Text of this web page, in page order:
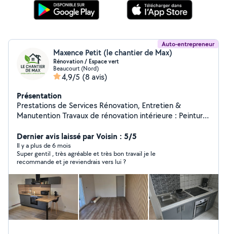
Auto-entrepreneur
Maxence Petit (le chantier de Max)
Rénovation / Espace vert
Beaucourt (Nord)
4,9/5 (8 avis)
Présentation
Prestations de Services Rénovation, Entretien &
Manutention Travaux de rénovation intérieure : Peinture
mesure Plomberie Appareillage électrique ...et bien plus
selon vos besoins ! Entretien d'espaces verts : Tonte de
pelouse Taille de haies Débroussaillage Entretien
général Nettoyage de terrasses Autres services :
Manutention diverse Petits travaux de maçonnerie
Permis VL & PL Déplacements facilités et prise en
charge de missions avec véhicule. Contact : Pour toute
demande d'information ou de devis, n'hésitez pas à me
joindre. Secteur Belfort Montbéliard sud Alsace
Dernier avis laissé par Voisin : 5/5
Il y a plus de 6 mois
Super gentil , très agréable et très bon travail je le
recommande et je reviendrais vers lui ?